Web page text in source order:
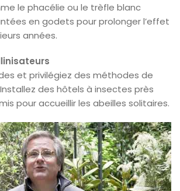
le phacélie ou le trèfle blanc
en godets pour prolonger l’effet
années.
et privilégiez des méthodes de
des hôtels à insectes près
pour accueillir les abeilles solitaires.